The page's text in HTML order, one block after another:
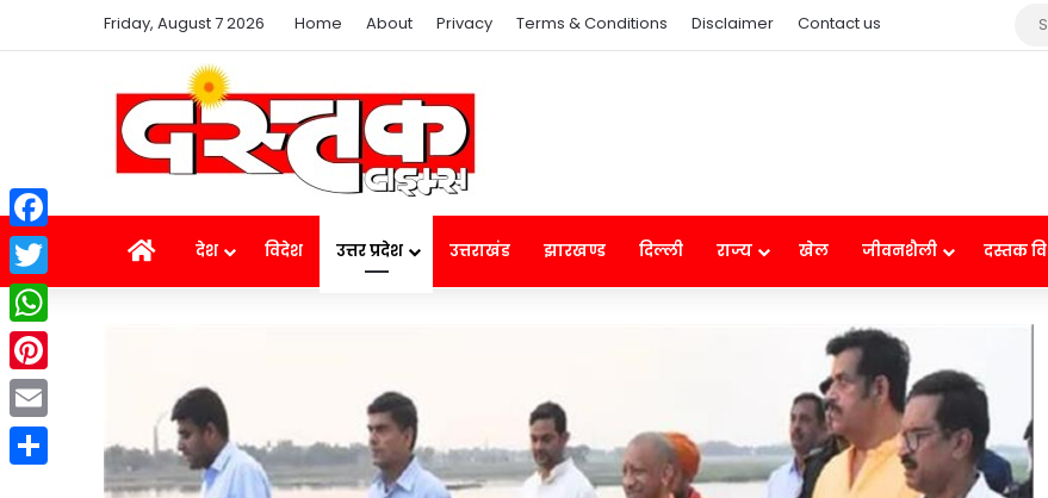
Friday, August 7 2026 Home About Privacy Terms & Conditions Disclaimer Contact us
Homeदेश विदेश उत्तर प्रदेश उत्तराखंड झारखण्ड दिल्ली राज्य खेल जीवनशैली दस्तक
Facebook
Twitter
WhatsApp
Pinterest
Email